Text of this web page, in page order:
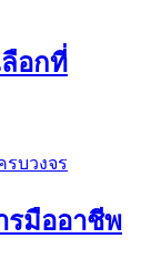
ลือกที่
รมืออาชีพ